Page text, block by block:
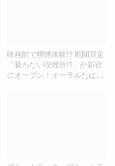
映画館で喫煙体験!? 期間限定
「吸わない喫煙所!?」が新宿
にオープン！オーラルたばこ